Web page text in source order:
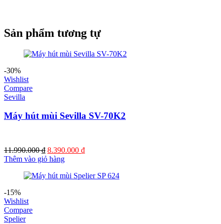
Sản phẩm tương tự
-30%
Wishlist
Compare
Sevilla
Máy hút mùi Sevilla SV-70K2
11.990.000₫ Giá
gốc
11.990.000 ₫.
8.390.000 ₫Giá
là:
Thêm vào giỏ hàng
-15%
Wishlist
Compare
Spelier